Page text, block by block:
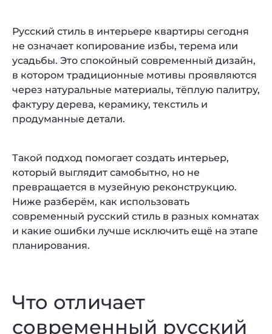
Русский стиль в интерьере квартиры сегодня
не означает копирование избы, терема или
усадьбы. Это спокойный современный дизайн,
в котором традиционные мотивы проявляются
через натуральные материалы, тёплую палитру,
фактуру дерева, керамику, текстиль и
продуманные детали.
Такой подход помогает создать интерьер,
который выглядит самобытно, но не
превращается в музейную реконструкцию.
Ниже разберём, как использовать
современный русский стиль в разных комнатах
и какие ошибки лучше исключить ещё на этапе
планирования.
Что отличает
современный русский